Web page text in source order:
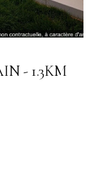
- 1.3KM